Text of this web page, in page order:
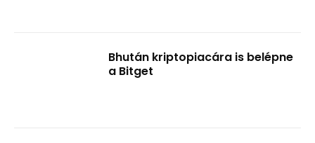
Bhután kriptopiacára is belépne
a Bitget